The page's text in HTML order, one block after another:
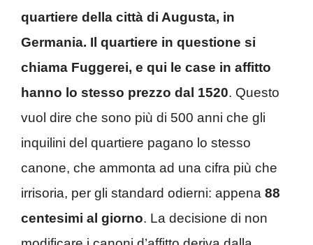
quartiere della città di Augusta, in
Germania. Il quartiere in questione si
chiama Fuggerei, e qui le case in affitto
hanno lo stesso prezzo dal 1520. Questo
vuol dire che sono più di 500 anni che gli
inquilini del quartiere pagano lo stesso
canone, che ammonta ad una cifra più che
irrisoria, per gli standard odierni: appena 88
centesimi al giorno. La decisione di non